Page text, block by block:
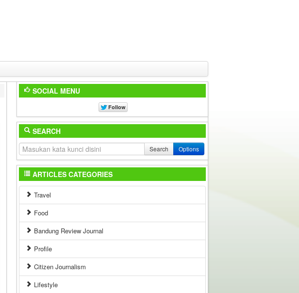
SOCIAL MENU
SEARCH
Search Options
ARTICLES CATEGORIES
Travel
Food
Bandung Review Journal
Profile
Citizen Journalism
Lifestyle